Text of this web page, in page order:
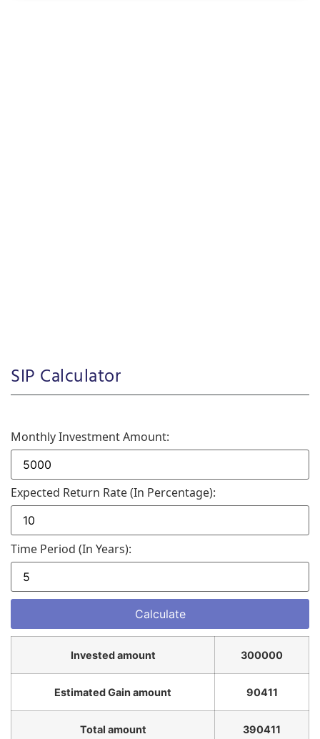
SIP Calculator
Monthly Investment Amount:
Expected Return Rate (in Percentage):
Time Period (in Years):
Invested amount 300000
Estimated Gain amount 90411
Total amount 390411